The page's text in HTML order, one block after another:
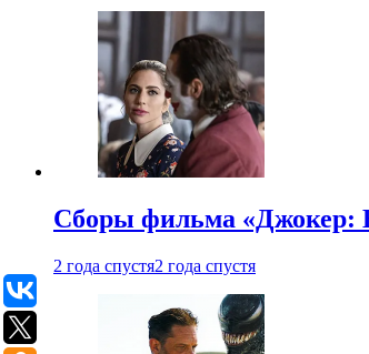
Сборы фильма «Джокер:
2 года спустя2 года спустя